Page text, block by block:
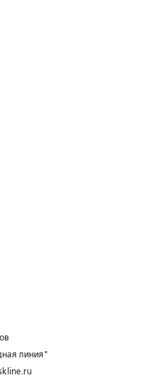
линия"